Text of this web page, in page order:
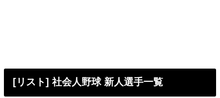
[リスト] 社会人野球 新人選手一覧